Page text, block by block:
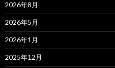
2026年8月
2026年5月
2026年1月
2025年12月